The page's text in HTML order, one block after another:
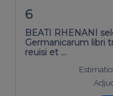
6
BEATI RHENANI
Germanicarum libri
reuisi et …